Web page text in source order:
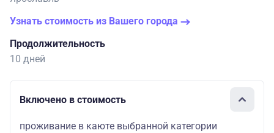
Узнать стоимость из Вашего города
Продолжительность
10 дней
Включено в стоимость
проживание в каюте выбранной категории